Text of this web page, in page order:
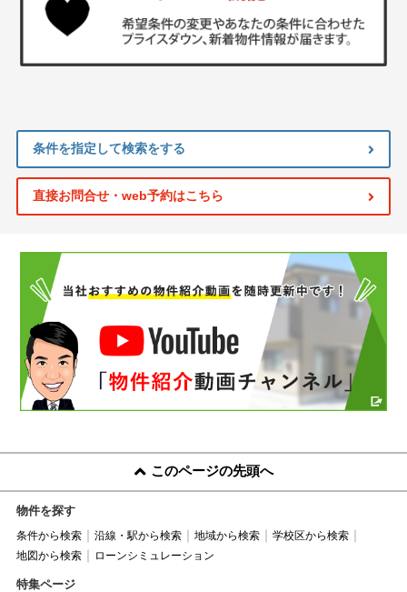
条件を指定して検索をする
直接お問合せ・web予約はこちら
このページの先頭へ
物件を探す
条件から検索 沿線・駅から検索 地域から検索
学校区から検索
地図から検索
ローンシミュレーション
特集ページ